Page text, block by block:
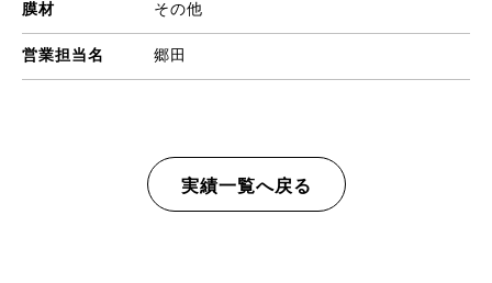
膜材 その他
営業担当名 郷田
実績一覧へ戻る